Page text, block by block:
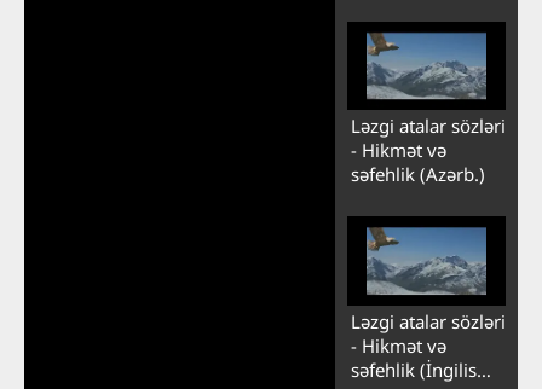
Ləzgi atalar sözləri
- Hikmət və
səfehlik (Azərb.)
Ləzgi atalar sözləri
- Hikmət və
səfehlik (İngilis